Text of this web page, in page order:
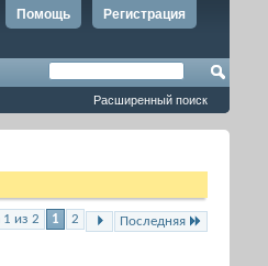
Регистрация
Помощь
Расширенный поиск
1 из 2 1 2 Последняя